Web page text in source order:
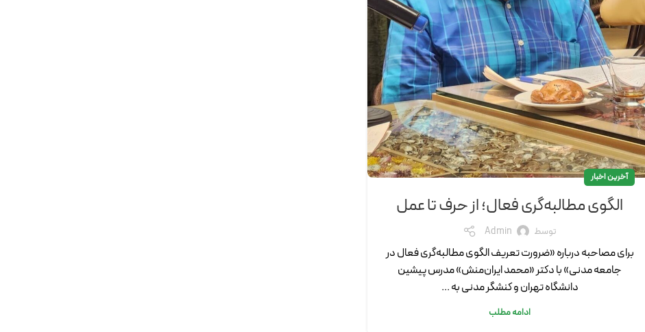
آخرین اخبار
الگوی مطالبه‌گری فعال؛ از حرف تا عمل
توسط Admin
برای مصاحبه درباره «ضرورت تعریف الگوی مطالبه‌گری فعال در
جامعه مدنی» با دکتر «محمد ایران‌منش» مدرس پیشین
دانشگاه تهران و كنشگر مدنی به ...
ادامه مطلب